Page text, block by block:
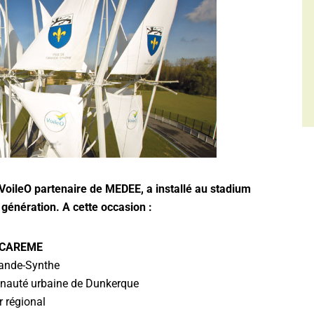
partenaire de MEDEE, a installé au stadium
A cette occasion :
Synthe
urbaine de Dunkerque
régional